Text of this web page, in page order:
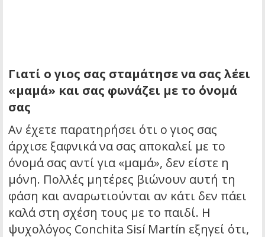
Γιατί ο γιος σας σταμάτησε να σας λέει
«μαμά» και σας φωνάζει με το όνομά
σας
Αν έχετε παρατηρήσει ότι ο γιος σας
άρχισε ξαφνικά να σας αποκαλεί με το
όνομά σας αντί για «μαμά», δεν είστε η
μόνη. Πολλές μητέρες βιώνουν αυτή τη
φάση και αναρωτιούνται αν κάτι δεν πάει
καλά στη σχέση τους με το παιδί. Η
ψυχολόγος Conchita Sisí Martín εξηγεί ότι,